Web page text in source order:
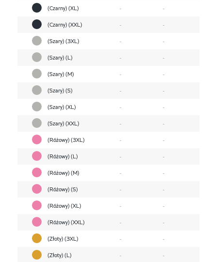
(Czarny) (XL)
-
-
(Czarny) (XXL)
-
-
(Szary) (3XL)
-
-
(Szary) (L)
-
-
(Szary) (M)
-
-
(Szary) (S)
-
-
(Szary) (XL)
-
-
(Szary) (XXL)
-
-
(Różowy) (3XL)
-
-
(Różowy) (L)
-
-
(Różowy) (M)
-
-
(Różowy) (S)
-
-
(Różowy) (XL)
-
-
(Różowy) (XXL)
-
-
(Złoty) (3XL)
-
-
(Złoty) (L)
-
-